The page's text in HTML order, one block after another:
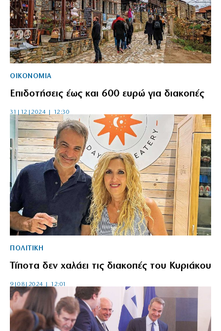
ΟΙΚΟΝΟΜΙΑ
Επιδοτήσεις έως και 600 ευρώ για διακοπές
31|12|2024 | 12:30
ΠΟΛΙΤΙΚΗ
Τίποτα δεν χαλάει τις διακοπές του Κυριάκου
9|08|2024 | 12:01